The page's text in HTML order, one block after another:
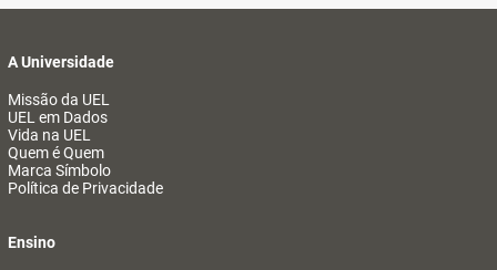
A Universidade
Missão da UEL
UEL em Dados
Vida na UEL
Quem é Quem
Marca Símbolo
Política de Privacidade
Ensino